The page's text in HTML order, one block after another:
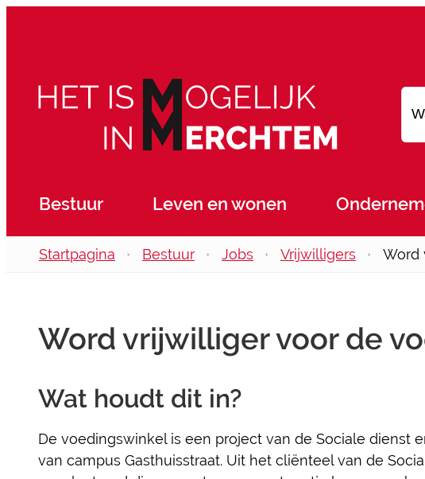
Merchtem
Bestuur Leven en wonen
Startpagina Bestuur Jobs Vrijwilligers Word
Word vrijwilliger voor de
Wat houdt dit in?
De voedingswinkel is een project van de Sociale dienst
van campus Gasthuisstraat. Uit het cliënteel van de